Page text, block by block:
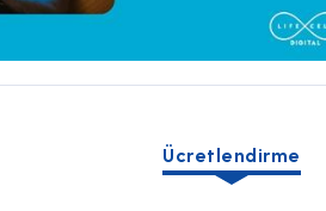
Ücretlendirme